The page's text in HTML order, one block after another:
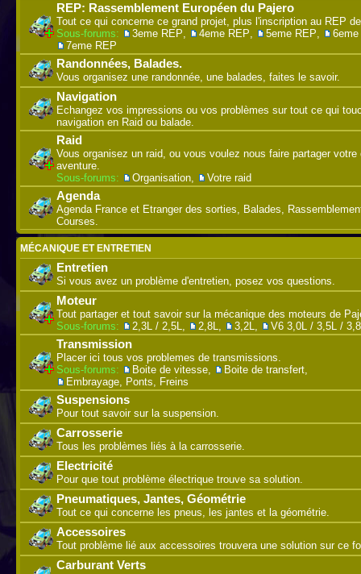
REP: Rassemblement Européen du Pajero
Tout ce qui concerne ce grand projet, plus l'inscription au REP
Sous-forums:
3eme REP, 4eme REP, 5eme REP,
7eme REP
Randonnées, Balades.
Vous organisez une randonnée, une balades, faites le savoir.
Navigation
Echangez vos impressions ou vos problèmes sur tout ce qui
navigation en Raid ou balade.
Raid
Vous organisez un raid, ou vous voulez nous faire partager votre
aventure.
Sous-forums:
Organisation, Votre raid
Agenda
Agenda France et Etranger des sorties, Balades,
Courses.
MÉCANIQUE ET ENTRETIEN
Entretien
Si vous avez un problème d'entretien, posez vos questions.
Moteur
Tout partager et tout savoir sur la mécanique des moteurs de
Sous-forums:
2,3L / 2,5L, 2,8L, 3,2L, V6 3,0L / 3,5L /
Transmission
Placer ici tous vos problemes de transmissions.
Sous-forums:
Boite de vitesse, Boite de transfert,
Embrayage, Ponts, Freins
Suspensions
Pour tout savoir sur la suspension.
Carrosserie
Tous les problèmes liés à la carrosserie.
Electricité
Pour que tout problème électrique trouve sa solution.
Pneumatiques, Jantes, Géométrie
Tout ce qui concerne les pneus, les jantes et la géométrie.
Accessoires
Tout problème lié aux accessoires trouvera une solution sur ce
Carburant Verts